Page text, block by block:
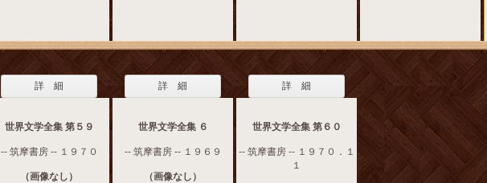
詳 細
世界文学全集 第５９
-- 筑摩書房 -- １９７０
（画像なし）
詳 細
世界文学全集 ６
-- 筑摩書房 -- １９６９
（画像なし）
詳 細
世界文学全集 第６０
-- 筑摩書房 -- １９７０．１
１